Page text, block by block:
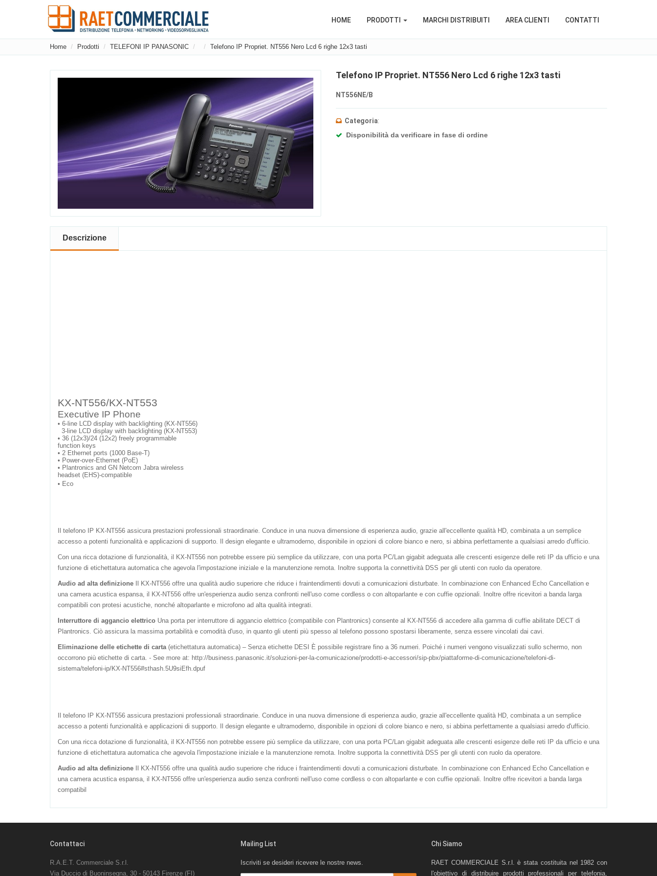
HOME PRODOTTI MARCHI DISTRIBUITI AREA CLIENTI CONTATTI
Home Prodotti TELEFONI IP PANASONIC Telefono IP Propriet. NT556 Nero Lcd 6 righe 12x3 tasti
Telefono IP Propriet. NT556 Nero Lcd 6 righe 12x3 tasti
NT556NE/B
Categoria:
Disponibilità da verificare in fase di ordine
Descrizione
KX-NT556/KX-NT553
Executive IP Phone
• 6-line LCD display with backlighting (KX-NT556)
3-line LCD display with backlighting (KX-NT553)
• 36 (12x3)/24 (12x2) freely programmable
function keys
• 2 Ethernet ports (1000 Base-T)
• Power-over-Ethernet (PoE)
• Plantronics and GN Netcom Jabra wireless
headset (EHS)-compatible
• Eco
Il telefono IP KX-NT556 assicura prestazioni professionali straordinarie. Conduce in una nuova dimensione di esperienza audio, grazie all'eccellente qualità HD, combinata a un semplice
accesso a potenti funzionalità e applicazioni di supporto. Il design elegante e ultramoderno, disponibile in opzioni di colore bianco e nero, si abbina perfettamente a qualsiasi arredo d'ufficio.
Con una ricca dotazione di funzionalità, il KX-NT556 non potrebbe essere più semplice da utilizzare, con una porta PC/Lan gigabit adeguata alle crescenti esigenze delle reti IP da ufficio e una
funzione di etichettatura automatica che agevola l'impostazione iniziale e la manutenzione remota. Inoltre supporta la connettività DSS per gli utenti con ruolo da operatore.
Audio ad alta definizione Il KX-NT556 offre una qualità audio superiore che riduce i fraintendimenti dovuti a comunicazioni disturbate. In combinazione con Enhanced Echo Cancellation e
una camera acustica espansa, il KX-NT556 offre un'esperienza audio senza confronti nell'uso come cordless o con altoparlante e con cuffie opzionali. Inoltre offre ricevitori a banda larga
compatibili con protesi acustiche, nonché altoparlante e microfono ad alta qualità integrati.
Interruttore di aggancio elettrico Una porta per interruttore di aggancio elettrico (compatibile con Plantronics) consente al KX-NT556 di accedere alla gamma di cuffie abilitate DECT di
Plantronics. Ciò assicura la massima portabilità e comodità d'uso, in quanto gli utenti più spesso al telefono possono spostarsi liberamente, senza essere vincolati dai cavi.
Eliminazione delle etichette di carta(etichettatura automatica) – Senza etichette DESI È possibile registrare fino a 36 numeri. Poiché i numeri vengono visualizzati sullo schermo, non
occorrono più etichette di carta. - See more at: http://business.panasonic.it/soluzioni-per-la-comunicazione/prodotti-e-accessori/sip-pbx/piattaforme-di-comunicazione/telefoni-di-
sistema/telefoni-ip/KX-NT556#sthash.5U9siEfh.dpuf
Il telefono IP KX-NT556 assicura prestazioni professionali straordinarie. Conduce in una nuova dimensione di esperienza audio, grazie all'eccellente qualità HD, combinata a un semplice
accesso a potenti funzionalità e applicazioni di supporto. Il design elegante e ultramoderno, disponibile in opzioni di colore bianco e nero, si abbina perfettamente a qualsiasi arredo d'ufficio.
Con una ricca dotazione di funzionalità, il KX-NT556 non potrebbe essere più semplice da utilizzare, con una porta PC/Lan gigabit adeguata alle crescenti esigenze delle reti IP da ufficio e una
funzione di etichettatura automatica che agevola l'impostazione iniziale e la manutenzione remota. Inoltre supporta la connettività DSS per gli utenti con ruolo da operatore.
Audio ad alta definizione Il KX-NT556 offre una qualità audio superiore che riduce i fraintendimenti dovuti a comunicazioni disturbate. In combinazione con Enhanced Echo Cancellation e
una camera acustica espansa, il KX-NT556 offre un'esperienza audio senza confronti nell'uso come cordless o con altoparlante e con cuffie opzionali. Inoltre offre ricevitori a banda larga
compatibil
Contattaci
R.A.E.T. Commerciale S.r.l.
Via Duccio di Buoninsegna, 30 - 50143 Firenze (FI)
Mailing List
Iscriviti se desideri ricevere le nostre news.
Chi Siamo
RAET COMMERCIALE S.r.l. è stata costituita nel 1982 con
l'obiettivo di distribuire prodotti professionali per telefonia,